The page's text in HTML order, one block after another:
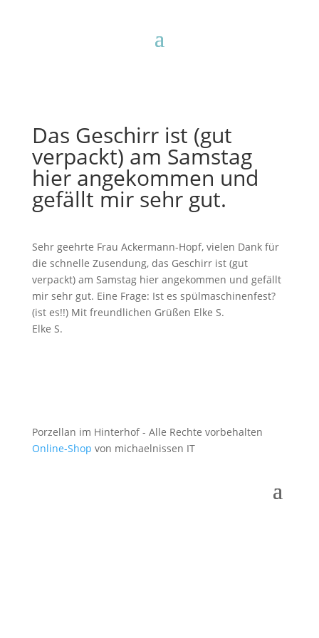
Das Geschirr ist (gut
verpackt) am Samstag
hier angekommen und
gefällt mir sehr gut.
Sehr geehrte Frau Ackermann-Hopf, vielen Dank für
die schnelle Zusendung, das Geschirr ist (gut
verpackt) am Samstag hier angekommen und gefällt
mir sehr gut. Eine Frage: Ist es spülmaschinenfest?
(ist es!!) Mit freundlichen Grüßen Elke S.
Elke S.
Porzellan im Hinterhof - Alle Rechte vorbehalten
Online-Shop von michaelnissen IT